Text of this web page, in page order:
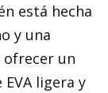
está hecha
y una
un
ligera y